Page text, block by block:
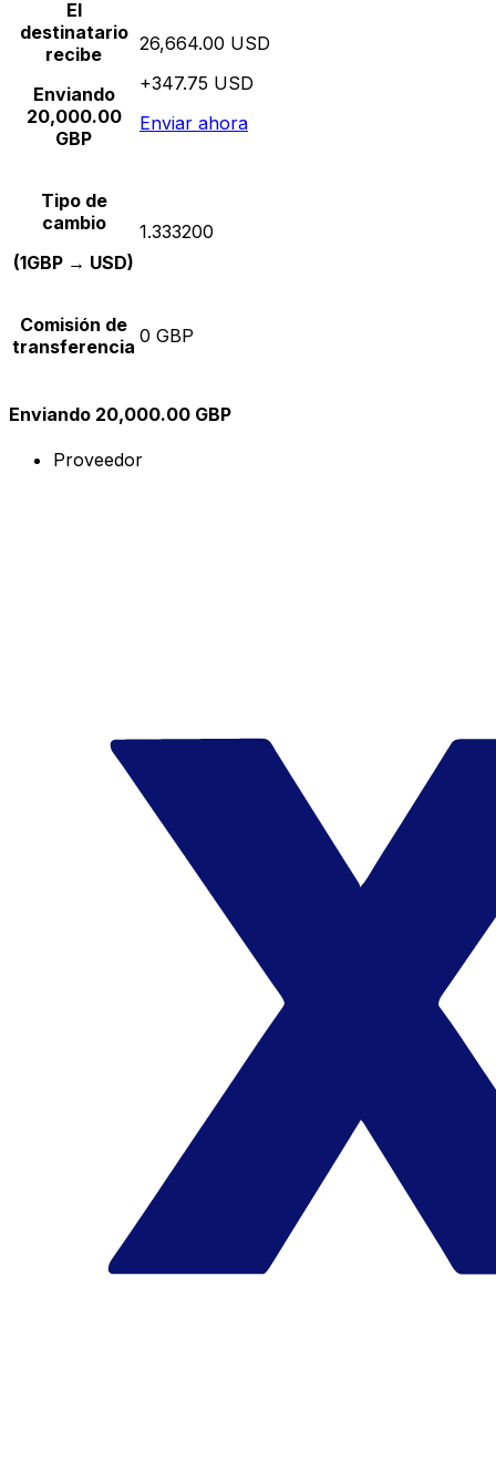
El
destinatario
recibe
Enviando
20,000.00
GBP
26,664.00 USD
+347.75 USD
Enviar ahora
Tipo de
cambio
(1GBP → USD)
1.333200
Comisión de
transferencia 0 GBP
Enviando 20,000.00 GBP
Proveedor